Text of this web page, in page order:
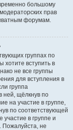
большому
прав
форумам.
группах по
вступить в
не все группы
для вступления в
группа
ней, щёлкнув по
на участие в группе,
по соответствующей
в группе и
Пожалуйста, не